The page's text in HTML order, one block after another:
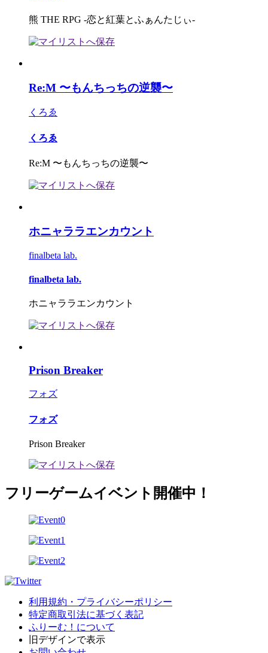
熊 THE RPG -恋と紅葉とふぁんたじぃ-
Re:M 〜もんちっちの逆襲〜
くろゑ
くろゑ
Re:M 〜もんちっちの逆襲〜
ホニャララエンカウント
finalbeta lab.
finalbeta lab.
ホニャララエンカウント
Prison Breaker
フォズ
フォズ
Prison Breaker
フリーゲームイベント開催中！
利用規約・プライバシーポリシー
特定商取引法に基づく表記
ふりーむ！について
旧デザインで表示